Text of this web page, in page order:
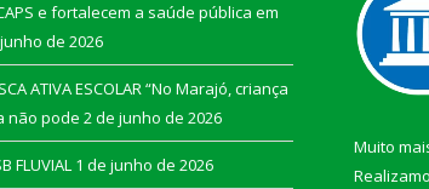
e fortalecem a saúde pública em
de 2026
ATIVA ESCOLAR “No Marajó, criança
não pode 2 de junho de 2026
FLUVIAL 1 de junho de 2026
Muito